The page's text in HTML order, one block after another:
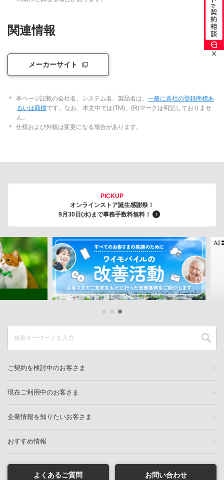
関連情報
メーカーサイト
＊ 本ページ記載の会社名、システム名、製品名は、 一般に各社の登録商標あ
るいは商標です。なお、本文中では(TM)、(R)マークは明記しておりませ
ん。
＊
仕様および外観は変更になる場合があります。
PICKUP
オンラインストア誕生感謝祭！
9月30日(水)まで事務手数料無料！
ご契約を検討中のお客さま
現在ご利用中のお客さま
企業情報を知りたいお客さま
おすすめ情報
よくあるご質問 お問い合わせ